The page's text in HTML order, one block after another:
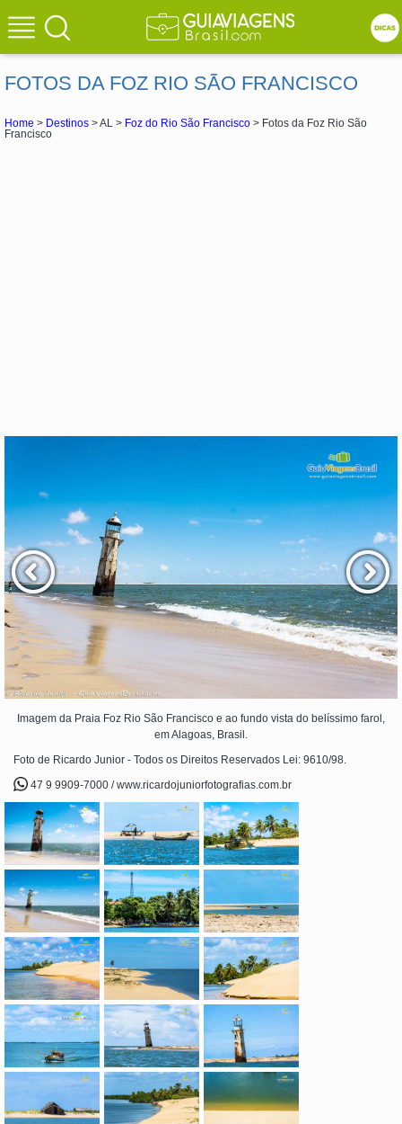
FOTOS DA FOZ RIO SÃO FRANCISCO
Home > Destinos > AL > Foz do Rio São Francisco > Fotos da Foz Rio São
Francisco
Imagem da Praia Foz Rio São Francisco e ao fundo vista do belíssimo farol,
em Alagoas, Brasil.
Foto de Ricardo Junior - Todos os Direitos Reservados Lei: 9610/98.
47 9 9909-7000 / www.ricardojuniorfotografias.com.br